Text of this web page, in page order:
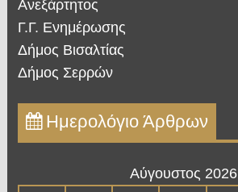
Ανεξάρτητος
Γ.Γ. Ενημέρωσης
Δήμος Βισαλτίας
Δήμος Σερρών
Ημερολόγιο Άρθρων
Αύγουστος 2026